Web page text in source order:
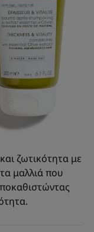
ζωτικότητα με
μαλλιά που